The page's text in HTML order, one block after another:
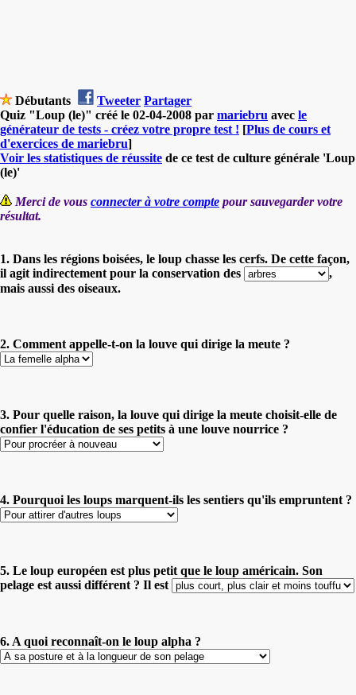
Débutants Tweeter Partager
Quiz "Loup (le)" créé le 02-04-2008 par mariebru avec le
générateur de tests - créez votre propre test ! [Plus de cours et
d'exercices de mariebru]
Voir les statistiques de réussite de ce test de culture générale 'Loup
(le)'
Merci de vous connecter à votre compte pour sauvegarder votre
résultat.
1. Dans les régions boisées, le loup chasse les cerfs. De cette façon,
il agit indirectement pour la conservation des
,
mais aussi des oiseaux.
2. Comment appelle-t-on la louve qui dirige la meute ?
3. Pour quelle raison, la louve qui dirige la meute choisit-elle de
confier l'éducation de ses petits à une louve nourrice ?
4. Pourquoi les loups marquent-ils les sentiers qu'ils empruntent ?
5. Le loup européen est plus petit que le loup américain. Son
pelage est aussi différent ? Il est
6. A quoi reconnaît-on le loup alpha ?